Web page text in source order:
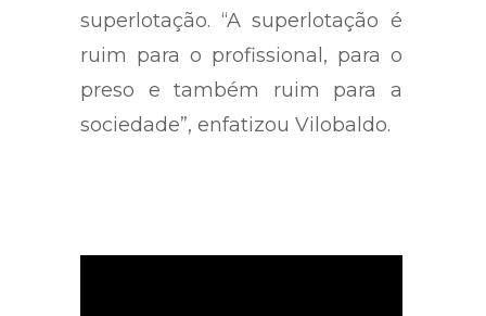
superlotação. “A superlotação é
ruim para o profissional, para o
preso e também ruim para a
sociedade”, enfatizou Vilobaldo.